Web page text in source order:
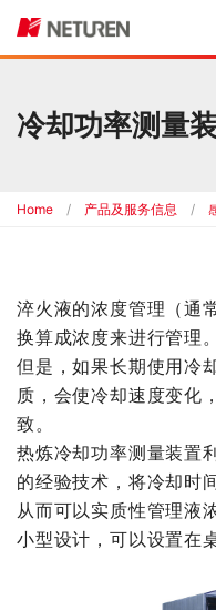
冷却功率测量
Home 产品及服务信息
淬火液的浓度管理（通
换算成浓度来进行管理。
但是，如果长期使用冷
质，会使冷却速度变化
致。
热炼冷却功率测量装置
的经验技术，将冷却时
从而可以实质性管理液
小型设计，可以设置在